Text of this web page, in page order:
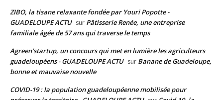
ZIBO, la tisane relaxante fondée par Youri Popotte -
GUADELOUPE ACTU sur Pâtisserie Renée, une entreprise
familiale âgée de 57 ans qui traverse le temps
Agreen’startup, un concours qui met en lumière les agriculteurs
guadeloupéens - GUADELOUPE ACTU sur Banane de Guadeloupe,
bonne et mauvaise nouvelle
COVID-19 : la population guadeloupéenne mobilisée pour